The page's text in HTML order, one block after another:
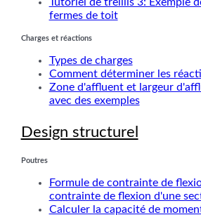
Tutoriel de treillis 3: Exemple
fermes de toit
Charges et réactions
Types de charges
Comment déterminer les
Zone d'affluent et largeur
avec des exemples
Design structurel
Poutres
Formule de contrainte de
contrainte de flexion d'une
Calculer la capacité de